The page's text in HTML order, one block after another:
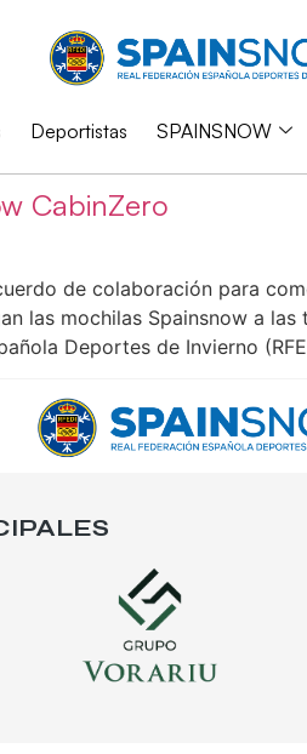
Deportistas SPAINSNOW
CabinZero
de colaboración para
las mochilas Spainsnow a
Deportes de Invierno